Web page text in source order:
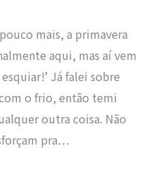
mais, a primavera
aqui, mas aí vem
Já falei sobre
o frio, então temi
outra coisa. Não
pra…